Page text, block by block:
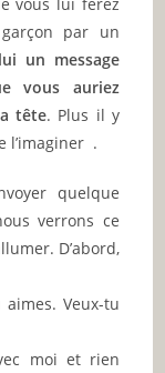
par un
un message
vous auriez
tête. Plus il y
l’imaginer .
quelque
verrons ce
D’abord,
Veux-tu
moi et rien